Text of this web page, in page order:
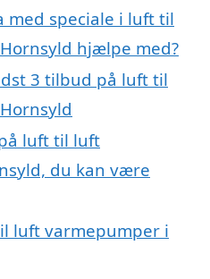
med speciale i luft til
hjælpe med?
3 tilbud på luft til
luft til luft
du kan være
luft varmepumper i